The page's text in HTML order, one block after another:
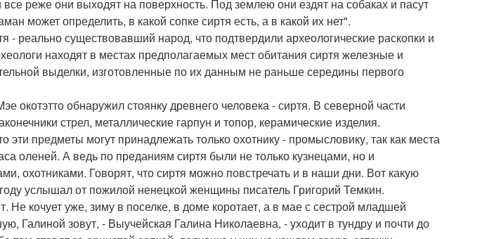
реже они выходят на поверхность. Под землею они ездят на собаках и пасут
может определить, в какой сопке сиртя есть, а в какой их нет".
- реально существовавший народ, что подтвердили археологические раскопки и
находят в местах предполагаемых мест обитания сиртя железные и
выделки, изготовленные по их данным не раньше середины первого
окотэтто обнаружил стоянку древнего человека - сиртя. В северной части
стрел, металлические гарпун и топор, керамические изделия.
эти предметы могут принадлежать только охотнику - промысловику, так как места
оленей. А ведь по преданиям сиртя были не только кузнецами, но и
охотниками. Говорят, что сиртя можно повстречать и в наши дни. Вот какую
услышал от пожилой ненецкой женщины писатель Григорий Темкин.
Не кочует уже, зиму в поселке, в доме коротает, а в мае с сестрой младшей
Галиной зовут, - Выучейская Галина Николаевна, - уходит в тундру и почти до